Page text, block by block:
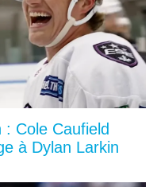
Cole Caufield
à Dylan Larkin